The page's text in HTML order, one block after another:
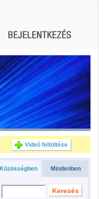
Videó feltöltése
Közösségben Mindenben